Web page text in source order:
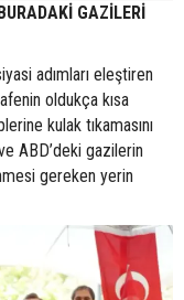
GAZİLERİ
adımları eleştiren
oldukça kısa
kulak tıkamasını
ABD’deki gazilerin
gereken yerin